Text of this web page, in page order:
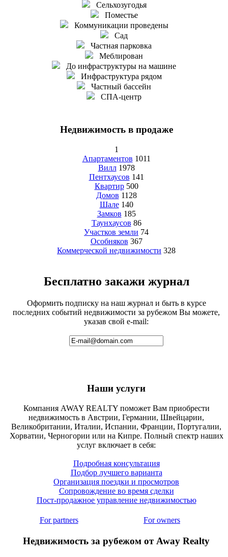
Сельхозугодья
Поместье
Коммуникации проведены
Сад
Частная парковка
Меблирован
До инфраструктуры на машине
Инфраструктура рядом
Частный бассейн
СПА-центр
Недвижимость в продаже
1
Апартаментов 1011
Вилл 1978
Пентхаусов 141
Квартир 500
Домов 1128
Шале 140
Замков 185
Таунхаусов 86
Участков земли 74
Особняков 367
Коммерческой недвижимости 328
Бесплатно закажи журнал
Оформить подписку на наш журнал и быть в курсе
последних событий недвижимости за рубежом Вы можете,
указав свой e-mail:
Наши услуги
Компания AWAY REALTY поможет Вам приобрести
недвижимость в Австрии, Германии, Швейцарии,
Великобритании, Италии, Испании, Франции, Португалии,
Хорватии, Черногории или на Кипре. Полный спектр наших
услуг включает в себя:
Подробная консультация
Подбор лучшего варианта
Организация поездки и просмотров
Сопровождение во время сделки
Пост-продажное управление недвижимостью
For partners For owners
Недвижимость за рубежом от Away Realty